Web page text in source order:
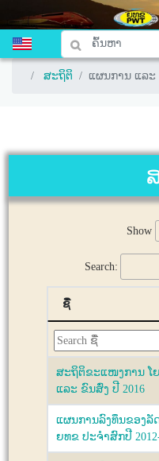
ສະຖິຕິ ແຜນການ ແລ
ສະຖິຕິ ແຜນການ ແລ
Show
Search:
ຊື່
ສະຖິຕິຂະແໜງການ ໂ
ແລະ ຂົນສົ່ງ ປີ 2016
ແຜນການລົງທຶນຂອງລັ
ຍທຂ ປະຈຳສົກປີ